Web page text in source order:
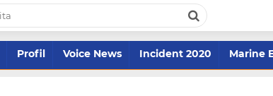
Profil Voice News Incident 2020 Marine